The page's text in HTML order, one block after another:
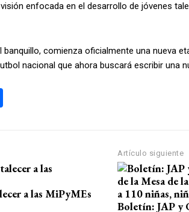
enfocada en el desarrollo de jóvenes
comienza oficialmente una nueva
nacional que ahora buscará escribir una
ar
tira las MiPyMEs
Artículo siguiente
Boletín: JAP y